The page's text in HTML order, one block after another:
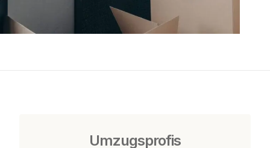
Umzugsprofis